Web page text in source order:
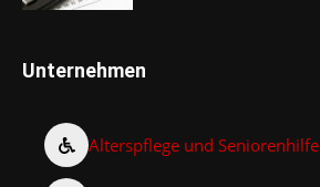
Unternehmen
Alterspflege und Seniorenhilfe